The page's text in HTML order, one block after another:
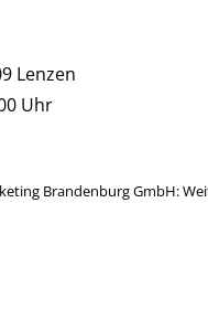
Lenzen
Uhr
Brandenburg GmbH: